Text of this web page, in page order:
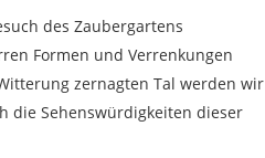
des Zaubergartens
Formen und Verrenkungen
zernagten Tal werden wir
die Sehenswürdigkeiten dieser